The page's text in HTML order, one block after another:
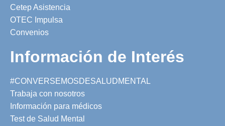
Cetep Asistencia
OTEC Impulsa
Convenios
Información de Interés
#CONVERSEMOSDESALUDMENTAL
Trabaja con nosotros
Información para médicos
Test de Salud Mental